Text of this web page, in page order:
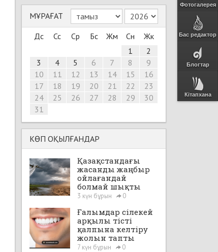
Фотогалерея
Бас редактор
Блогтар
Кітапхана
МҰРАҒАТ
Дс
Сс Ср Бс Жм Сн
Жк
1
2
3
4 5 6 7 8
9
10
11 12 13 14 15
16
17
18 19 20 21 22
23
24
25 26 27 28 29
30
31
КӨП ОҚЫЛҒАНДАР
Қазақстандағы
жасанды жаңбыр
ойлағандай
болмай шықты
3 күн бұрын 0
Ғалымдар сілекей
арқылы тісті
қалпына келтіру
жолын тапты
7 күн бұрын 0